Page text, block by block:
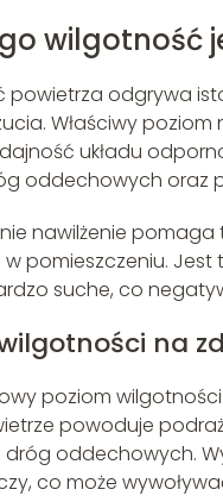
wilgotność
powietrza odgrywa
Właściwy poziom
układu
oddechowych oraz
nawilżenie pomaga
w pomieszczeniu.
suche, co
na
poziom
powoduje
dróg oddechowych.
co może